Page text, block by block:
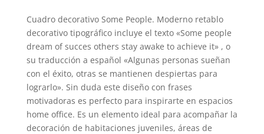
Cuadro decorativo Some People. Moderno retablo
decorativo tipográfico incluye el texto «Some people
dream of succes others stay awake to achieve it» , o
su traducción a español «Algunas personas sueñan
con el éxito, otras se mantienen despiertas para
lograrlo». Sin duda este diseño con frases
motivadoras es perfecto para inspirarte en espacios
home office. Es un elemento ideal para acompañar la
decoración de habitaciones juveniles, áreas de